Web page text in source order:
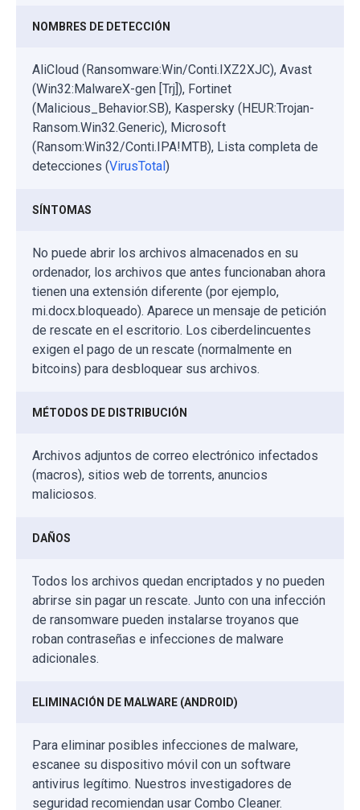
NOMBRES DE DETECCIÓN
AliCloud (Ransomware:Win/Conti.IXZ2XJC), Avast
(Win32:MalwareX-gen [Trj]), Fortinet
(Malicious_Behavior.SB), Kaspersky (HEUR:Trojan-
Ransom.Win32.Generic), Microsoft
(Ransom:Win32/Conti.IPA!MTB), Lista completa de
detecciones (VirusTotal)
SÍNTOMAS
No puede abrir los archivos almacenados en su
ordenador, los archivos que antes funcionaban ahora
tienen una extensión diferente (por ejemplo,
mi.docx.bloqueado). Aparece un mensaje de petición
de rescate en el escritorio. Los ciberdelincuentes
exigen el pago de un rescate (normalmente en
bitcoins) para desbloquear sus archivos.
MÉTODOS DE DISTRIBUCIÓN
Archivos adjuntos de correo electrónico infectados
(macros), sitios web de torrents, anuncios
maliciosos.
DAÑOS
Todos los archivos quedan encriptados y no pueden
abrirse sin pagar un rescate. Junto con una infección
de ransomware pueden instalarse troyanos que
roban contraseñas e infecciones de malware
adicionales.
ELIMINACIÓN DE MALWARE (ANDROID)
Para eliminar posibles infecciones de malware,
escanee su dispositivo móvil con un software
antivirus legítimo. Nuestros investigadores de
seguridad recomiendan usar Combo Cleaner.